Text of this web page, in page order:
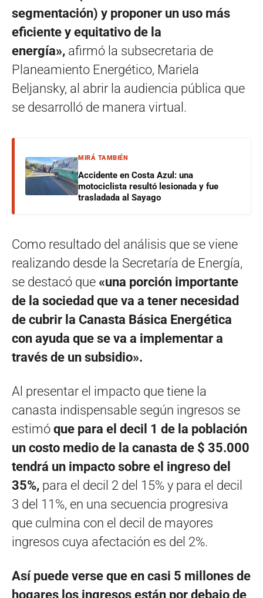
segmentación) y proponer un uso más
eficiente y equitativo de la
energía», afirmó la subsecretaria de
Planeamiento Energético, Mariela
Beljansky, al abrir la audiencia pública que
se desarrolló de manera virtual.
MIRÁ TAMBIÉN
Accidente en Costa Azul: una
motociclista resultó lesionada y fue
trasladada al Sayago
Como resultado del análisis que se viene
realizando desde la Secretaría de Energía,
se destacó que «una porción importante
de la sociedad que va a tener necesidad
de cubrir la Canasta Básica Energética
con ayuda que se va a implementar a
través de un subsidio».
Al presentar el impacto que tiene la
canasta indispensable según ingresos se
estimó que para el decil 1 de la población
un costo medio de la canasta de $ 35.000
tendrá un impacto sobre el ingreso del
35%, para el decil 2 del 15% y para el decil
3 del 11%, en una secuencia progresiva
que culmina con el decil de mayores
ingresos cuya afectación es del 2%.
Así puede verse que en casi 5 millones de
hogares los ingresos están por debajo de